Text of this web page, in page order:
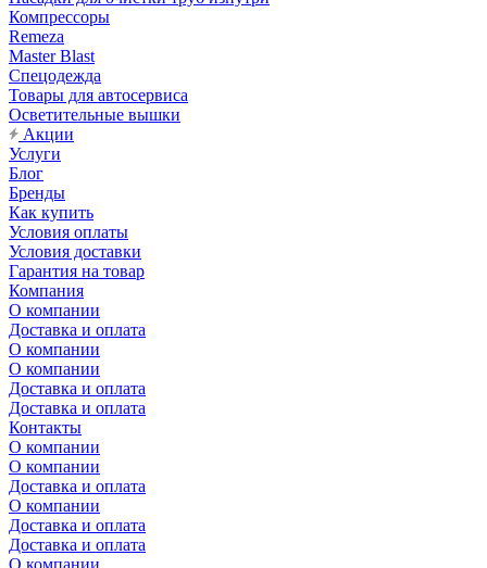
Компрессоры
Remeza
Master Blast
Спецодежда
Товары для автосервиса
Осветительные вышки
Акции
Услуги
Блог
Бренды
Как купить
Условия оплаты
Условия доставки
Гарантия на товар
Компания
О компании
Доставка и оплата
О компании
О компании
Доставка и оплата
Доставка и оплата
Контакты
О компании
О компании
Доставка и оплата
О компании
Доставка и оплата
Доставка и оплата
О компании